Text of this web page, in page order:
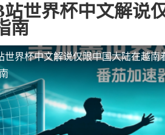
世界杯中文解说
南
世界杯中文解说仅限中国大陆在越南